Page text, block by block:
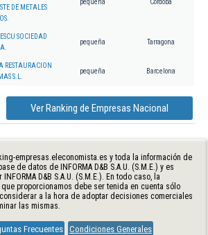
DE METALES
pequeña Córdoba
SOCIEDAD
pequeña Tarragona
RESTAURACION
S.L.
pequeña Barcelona
Ver Ranking de Empresas Nacional
empresas.eleconomista.es y toda la información de
de datos de INFORMA D&B S.A.U. (S.M.E.) y es
D&B S.A.U. (S.M.E.). En todo caso, la
proporcionamos debe ser tenida en cuenta sólo
a la hora de adoptar decisiones comerciales
las mismas.
Frecuentes Condiciones Generales